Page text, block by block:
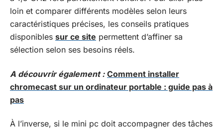
loin et comparer différents modèles selon leurs
caractéristiques précises, les conseils pratiques
disponibles sur ce site permettent d’affiner sa
sélection selon ses besoins réels.
A découvrir également : Comment installer
chromecast sur un ordinateur portable : guide pas à
pas
À l’inverse, si le mini pc doit accompagner des tâches